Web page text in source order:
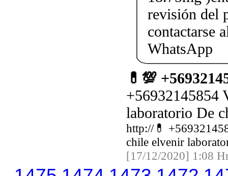
revisión del
contactarse
WhatsApp
💊💯
+56932145854
laboratorio De
http://💊
chile elvenir
[17/12/2020] 1:08